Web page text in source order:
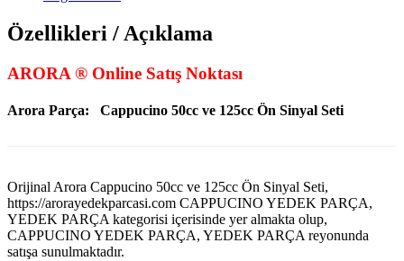
Özellikleri / Açıklama
ARORA ® Online Satış Noktası
Arora Parça: Cappucino 50cc ve 125cc Ön Sinyal Seti
Orijinal Arora Cappucino 50cc ve 125cc Ön Sinyal Seti,
https://arorayedekparcasi.com CAPPUCINO YEDEK PARÇA,
YEDEK PARÇA kategorisi içerisinde yer almakta olup,
CAPPUCINO YEDEK PARÇA, YEDEK PARÇA reyonunda
satışa sunulmaktadır.